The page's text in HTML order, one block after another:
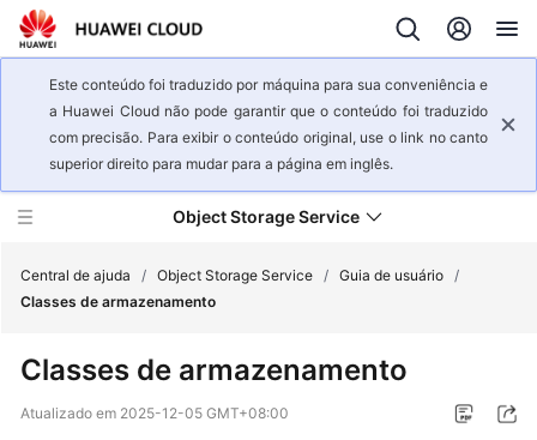
Este conteúdo foi traduzido por máquina para sua conveniência e
a Huawei Cloud não pode garantir que o conteúdo foi traduzido
com precisão. Para exibir o conteúdo original, use o link no canto
superior direito para mudar para a página em inglês.
Object Storage Service
geral
de
Central de ajuda / Object Storage Service / Guia de usuário /
Classes de armazenamento
Classes de armazenamento
Atualizado em 2025-12-05 GMT+08:00